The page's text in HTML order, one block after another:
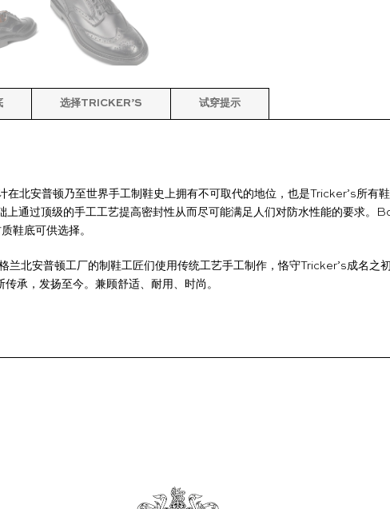
选择TRICKER’S 试穿提示
北安普顿乃至世界手工制鞋史上拥有不可取代的地位，也是Tricker’s所有
上通过顶级的手工工艺提高密封性从而尽可能满足人们对防水性能的要求。
鞋底可供选择。
北安普顿工厂的制鞋工匠们使用传统工艺手工制作，恪守Tricker’s成名之
承，发扬至今。兼顾舒适、耐用、时尚。